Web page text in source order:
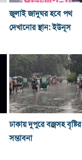
জুলাই জাদুঘর হবে পথ
দেখানোর স্থান: ইউনূস
ঢাকায় দুপুরে বজ্রসহ বৃষ্টির
সম্ভাবনা